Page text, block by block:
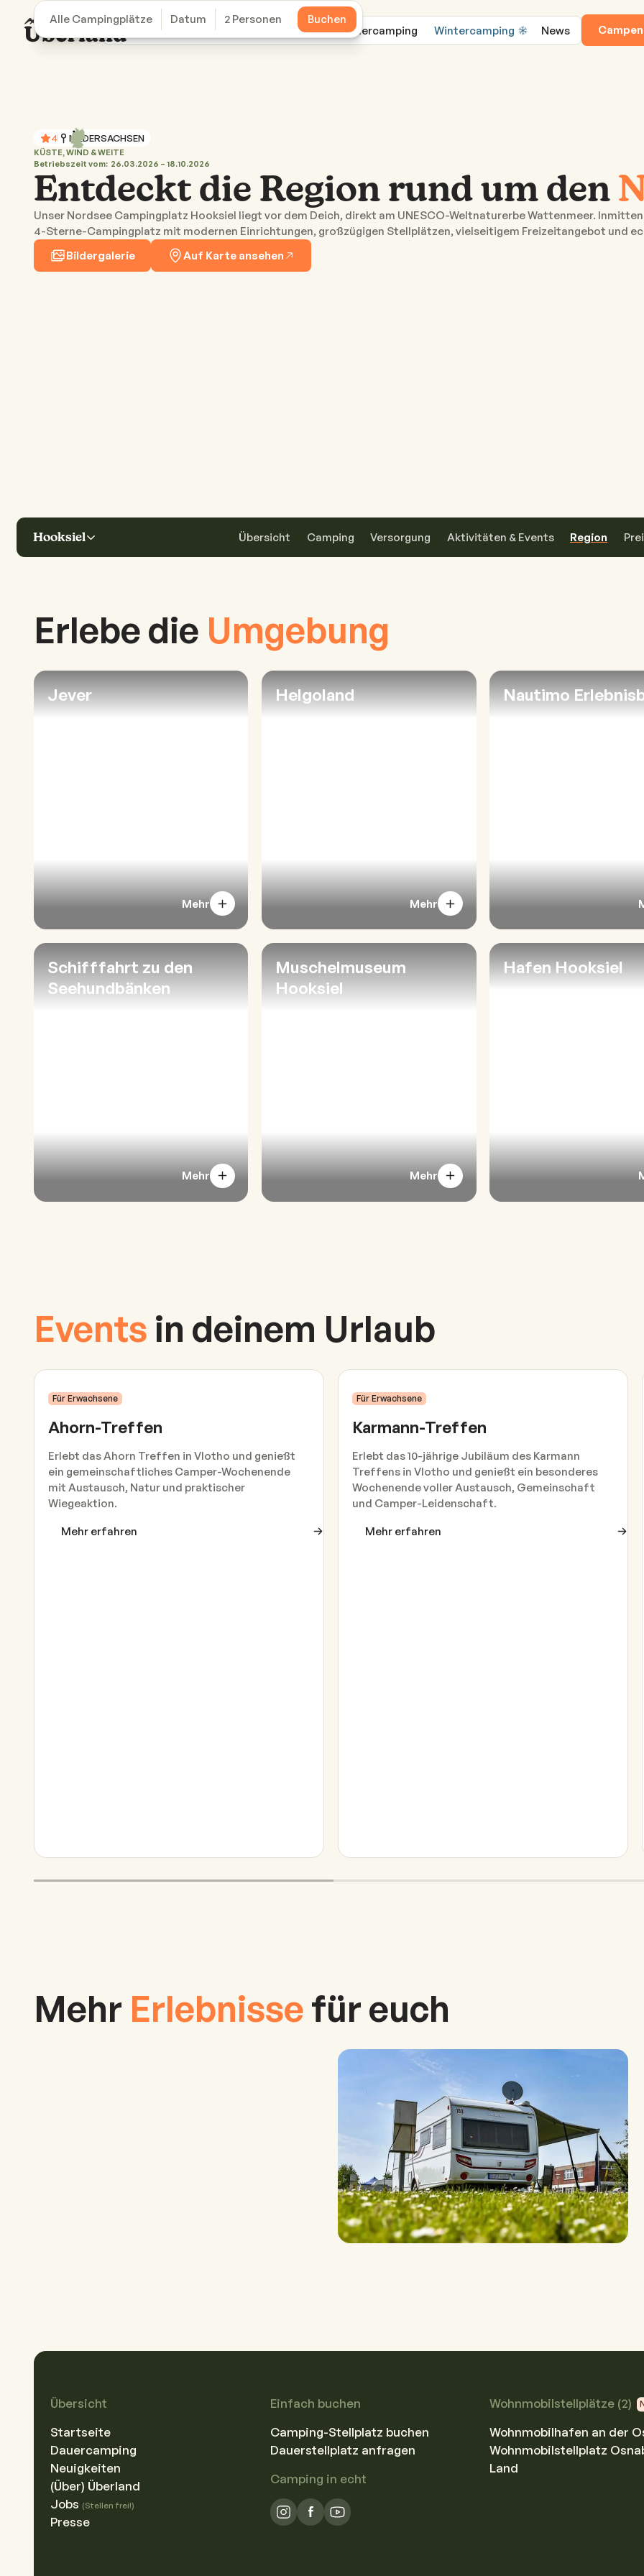
Campingplätze WoMo-Stellplätze Dauercamping Wintercamping News
Alle Campingplätze Datum 2 Personen Buchen
4 NIEDERSACHSEN
KÜSTE, WIND & WEITE
Betriebszeit vom: 26.03.2026 – 18.10.2026
Entdeckt die Region rund um den
Unser Nordsee Campingplatz Hooksiel liegt vor dem Deich, direkt am UNESCO-Weltnaturerbe Wattenmeer.
4-Sterne-Campingplatz mit modernen Einrichtungen, großzügigen Stellplätzen, vielseitigem Freizeitangebot und
Bildergalerie
Auf Karte ansehen
Hooksiel Übersicht Camping Versorgung Aktivitäten & Events Region
Erlebe die Umgebung
Jever
Mehr
Helgoland
Mehr
Nautimo
Schifffahrt zu den
Seehundbänken
Mehr
Muschelmuseum
Hooksiel
Mehr
Hafen Hooksiel
Events in deinem Urlaub
29May.–31May
Für Erwachsene
Ahorn-Treffen
Erlebt das Ahorn Treffen in Vlotho und genießt
ein gemeinschaftliches Camper-Wochenende
mit Austausch, Natur und praktischer
Wiegeaktion.
Mehr erfahren
12Jun.–14Jun
Für Erwachsene
Karmann-Treffen
Erlebt das 10-jährige Jubiläum des Karmann
Treffens in Vlotho und genießt ein besonderes
Wochenende voller Austausch, Gemeinschaft
und Camper-Leidenschaft.
Mehr erfahren
Mehr Erlebnissefür euch
Übersicht
Startseite
Dauercamping
Neuigkeiten
(Über) Überland
Jobs (Stellen frei!)
Presse
Einfach buchen
Camping-Stellplatz buchen
Dauerstellplatz anfragen
Camping in echt
Wohnmobilstellplätze (2)
Wohnmobilhafen an der
Wohnmobilstellplatz
Land